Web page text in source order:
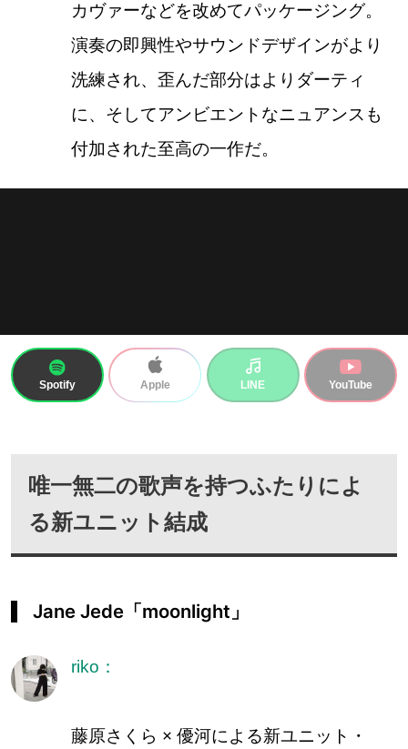
カヴァーなどを改めてパッケージング。
演奏の即興性やサウンドデザインがより
洗練され、歪んだ部分はよりダーティ
に、そしてアンビエントなニュアンスも
付加された至高の一作だ。
Spotify Apple LINE YouTube
唯一無二の歌声を持つふたりによ
る新ユニット結成
Jane Jede「moonlight」
riko：
藤原さくら × 優河による新ユニット・